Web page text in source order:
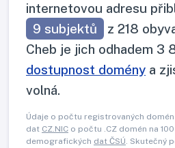
internetovou adresu
9 subjektů
z 218
Cheb je jich odhadem 3
dostupnost domény a
volná.
Údaje o počtu registrovaných
dat CZ.NIC o počtu .CZ domén na
demografických dat ČSÚ. Skutečný